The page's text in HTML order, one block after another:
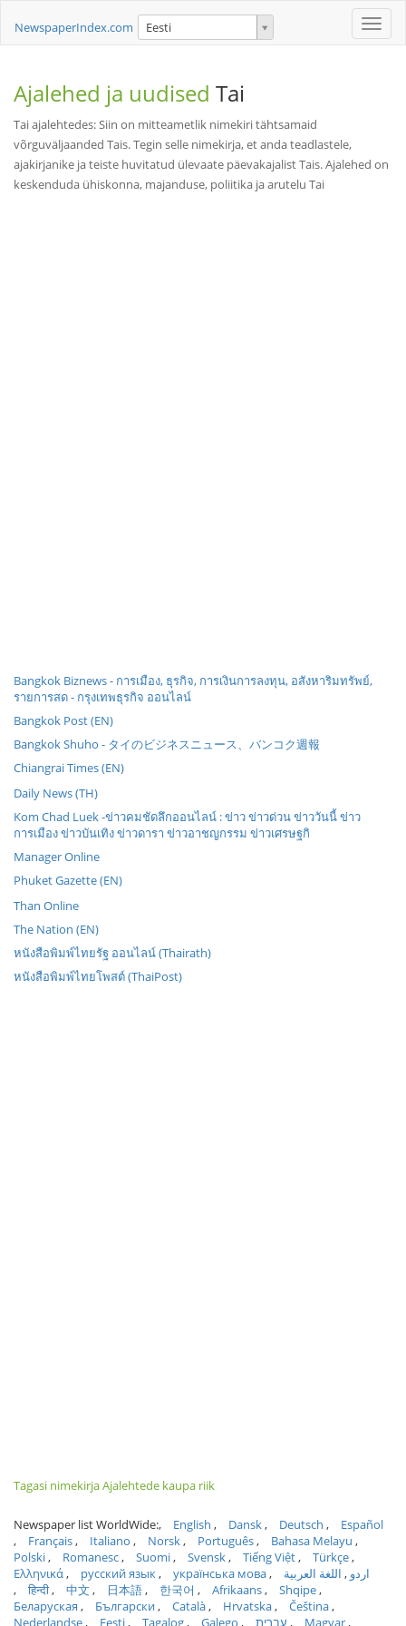
Toggle
NewspaperIndex.com Eesti
Ajalehed ja uudised Tai
Tai ajalehtedes: Siin on mitteametlik nimekiri tähtsamaid
võrguväljaanded Tais. Tegin selle nimekirja, et anda teadlastele,
ajakirjanike ja teiste huvitatud ülevaate päevakajalist Tais. Ajalehed on
keskenduda ühiskonna, majanduse, poliitika ja arutelu Tai
Bangkok Biznews - การเมือง, ธุรกิจ, การเงินการลงทุน, อสังหาริมทรัพย์,
รายการสด - กรุงเทพธุรกิจ ออนไลน์
Bangkok Post (EN)
Bangkok Shuho - タイのビジネスニュース、バンコク週報
Chiangrai Times (EN)
Daily News (TH)
Kom Chad Luek -ข่าวคมชัดลึกออนไลน์ : ข่าว ข่าวด่วน ข่าววันนี้ ข่าว
การเมือง ข่าวบันเทิง ข่าวดารา ข่าวอาชญกรรม ข่าวเศรษฐกิ
Manager Online
Phuket Gazette (EN)
Than Online
The Nation (EN)
หนังสือพิมพ์ไทยรัฐ ออนไลน์ (Thairath)
หนังสือพิมพ์ไทยโพสต์ (ThaiPost)
Tagasi nimekirja Ajalehtede kaupa riik
Newspaper list WorldWide: English Dansk Deutsch
Español
Français
Italiano Norsk Português
Bahasa Melayu
Polski
Romanesc Suomi Svensk Tiếng Việt
Türkçe
Ελληνικά
русский язык українська мова اردو
اللغة العربية
हिन्दी
中文 日本語 한국어 Afrikaans
Shqipe
Беларуская
Български Català Hrvatska
Čeština
Nederlandse
Eesti Tagalog Galego עברית Magyar